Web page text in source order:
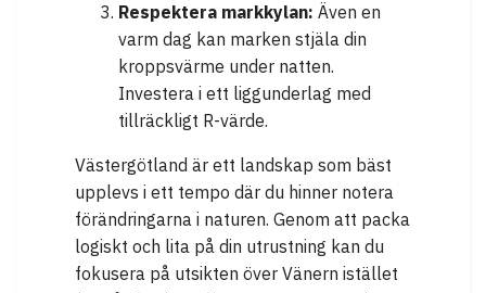
Respektera markkylan: Även en
varm dag kan marken stjäla din
kroppsvärme under natten.
Investera i ett liggunderlag med
tillräckligt R-värde.
Västergötland är ett landskap som bäst
upplevs i ett tempo där du hinner notera
förändringarna i naturen. Genom att packa
logiskt och lita på din utrustning kan du
fokusera på utsikten över Vänern istället